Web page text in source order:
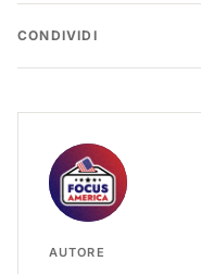
CONDIVIDI
AUTORE